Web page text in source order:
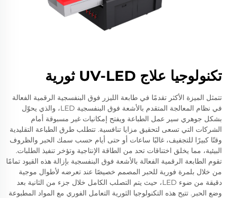
تكنولوجيا علاج UV-LED ثورية
تتمثل الميزة الأكثر تقدمًا في طابعة الليزر فوق البنفسجية الرقمية الفعالة
في نظام المعالجة المتقدم بالأشعة فوق البنفسجية LED، والذي يحوّل
بشكل جوهري سير عمل الطباعة ويفتح إمكانيات غير مسبوقة أمام
الشركات التي تسعى لتحقيق مزايا تنافسية. تتطلب طرق الطباعة التقليدية
وقتًا كبيرًا للتجفيف، غالبًا ساعات أو حتى أيام حسب سمك الحبر والظروف
البيئية، مما يخلق اختناقات تحد من الطاقة الإنتاجية وتؤخر تنفيذ الطلبات.
تقوم الطابعة الرقمية الفعالة بالأشعة فوق البنفسجية بإزالة هذه القيود تمامًا
من خلال بلمرة فورية للحبر المصمم خصيصًا عند تعرضه لأطوال موجية
دقيقة من ضوء LED، حيث يتم التصلب الكامل خلال جزء من الثانية بعد
وضع الحبر. تتيح هذه التكنولوجيا الثورية التعامل الفوري مع المواد المطبوعة